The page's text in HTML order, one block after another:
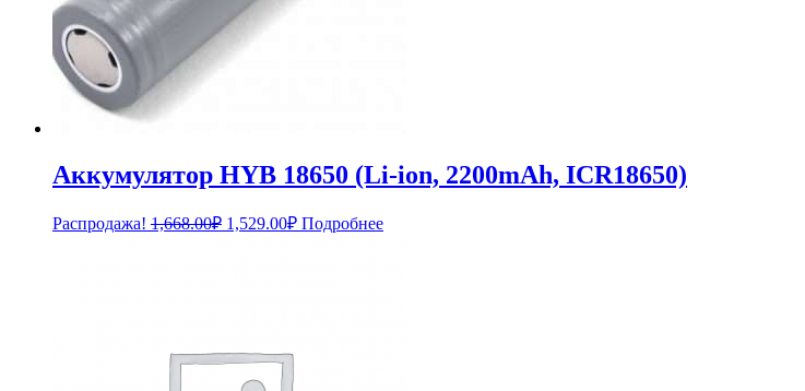
Аккумулятор HYB 18650 (Li-ion, 2200mAh, ICR18650)
Распродажа! 1,668.00₽ Первоначальная
1,529.00₽Текущая
Подробнее